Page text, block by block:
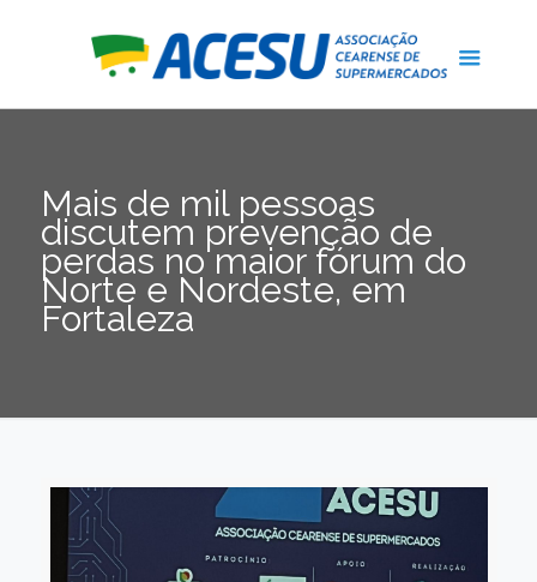
Mais de mil pessoas
discutem prevenção de
perdas no maior fórum do
Norte e Nordeste, em
Fortaleza